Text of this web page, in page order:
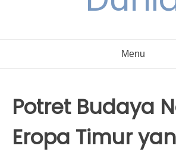
Menu
Potret Budaya
Eropa Timur